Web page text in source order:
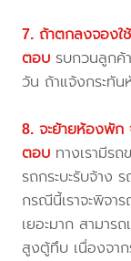
7. ถ้าตกลงจองใ
ตอบ รบกวนลูกค้
วัน ถ้าแจ้งกระทัน
8. จะย้ายห้องพัก
ตอบ ทางเรามีร
รถกระบะรับจ้าง
กรณีนี้เราจะพิจา
เยอะมาก สามาร
สูงตู้ทึบ เนื่องจา